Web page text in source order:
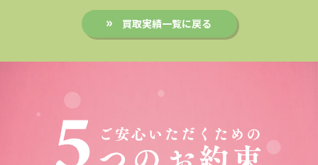
買取実績一覧に戻る